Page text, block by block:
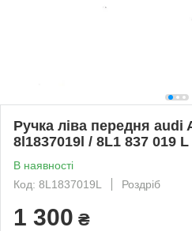
Ручка ліва передня audi
8l1837019l / 8L1 837 019 L
В наявності
Код: 8L1837019L
Роздріб
1 300 ₴